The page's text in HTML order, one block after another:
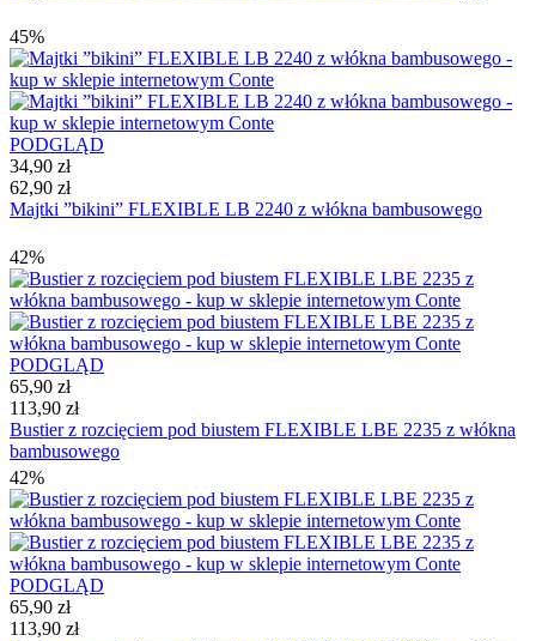
45%
PODGLĄD
34,90 zł
62,90 zł
Majtki ”bikini” FLEXIBLE LB 2240 z włókna bambusowego
42%
PODGLĄD
65,90 zł
113,90 zł
Bustier z rozcięciem pod biustem FLEXIBLE LBE 2235 z włókna
bambusowego
42%
PODGLĄD
65,90 zł
113,90 zł